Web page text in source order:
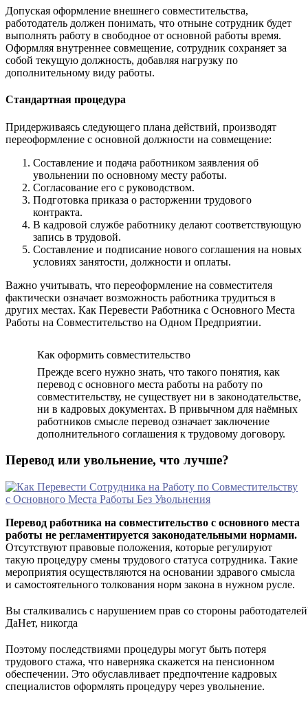
Допуская оформление внешнего совместительства,
работодатель должен понимать, что отныне сотрудник будет
выполнять работу в свободное от основной работы время.
Оформляя внутреннее совмещение, сотрудник сохраняет за
собой текущую должность, добавляя нагрузку по
дополнительному виду работы.
Стандартная процедура
Придерживаясь следующего плана действий, производят
переоформление с основной должности на совмещение:
Составление и подача работником заявления об
увольнении по основному месту работы.
Согласование его с руководством.
Подготовка приказа о расторжении трудового
контракта.
В кадровой службе работнику делают соответствующую
запись в трудовой.
Составление и подписание нового соглашения на новых
условиях занятости, должности и оплаты.
Важно учитывать, что переоформление на совместителя
фактически означает возможность работника трудиться в
других местах. Как Перевести Работника с Основного Места
Работы на Совместительство на Одном Предприятии.
Как оформить совместительство
Прежде всего нужно знать, что такого понятия, как
перевод с основного места работы на работу по
совместительству, не существует ни в законодательстве,
ни в кадровых документах. В привычном для наёмных
работников смысле перевод означает заключение
дополнительного соглашения к трудовому договору.
Перевод или увольнение, что лучше?
Перевод работника на совместительство с основного места
работы не регламентируется законодательными нормами.
Отсутствуют правовые положения, которые регулируют
такую процедуру смены трудового статуса сотрудника. Такие
мероприятия осуществляются на основании здравого смысла
и самостоятельного толкования норм закона в нужном русле.
Вы сталкивались с нарушением прав со стороны
ДаНет, никогда
Поэтому последствиями процедуры могут быть потеря
трудового стажа, что наверняка скажется на пенсионном
обеспечении. Это обуславливает предпочтение кадровых
специалистов оформлять процедуру через увольнение.